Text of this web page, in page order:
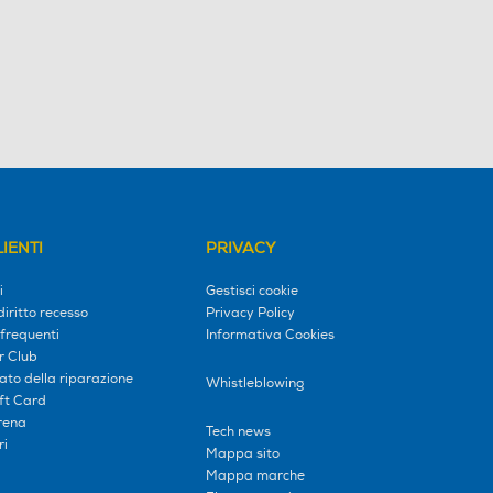
recesso
Club
della riparazione
Card
PRIVACY
Gestisci cookie
Privacy Policy
Informativa Cookies
Whistleblowing
Tech news
Mappa sito
Mappa marche